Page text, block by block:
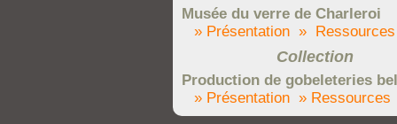
Musée du verre de Charleroi
» Présentation » Ressources
Collection
Production de gobeleteries
» Présentation » Ressources